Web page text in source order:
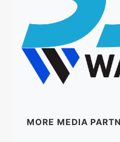
MORE MEDIA